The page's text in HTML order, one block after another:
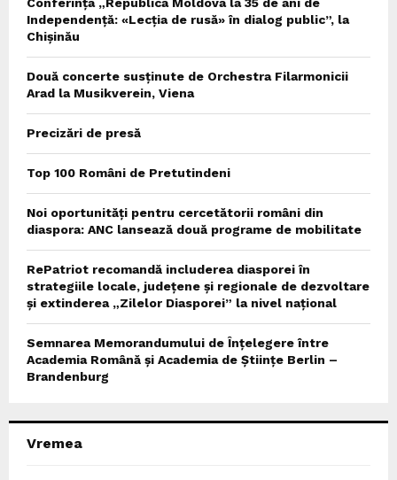
Independență: «Lecția de rusă» în dialog public”, la
Chișinău
Două concerte susținute de Orchestra Filarmonicii
Arad la Musikverein, Viena
Precizări de presă
Top 100 Români de Pretutindeni
Noi oportunități pentru cercetătorii români din
diaspora: ANC lansează două programe de mobilitate
RePatriot recomandă includerea diasporei în
strategiile locale, județene și regionale de dezvoltare
și extinderea „Zilelor Diasporei” la nivel național
Semnarea Memorandumului de Înțelegere între
Academia Română și Academia de Științe Berlin –
Brandenburg
Vremea